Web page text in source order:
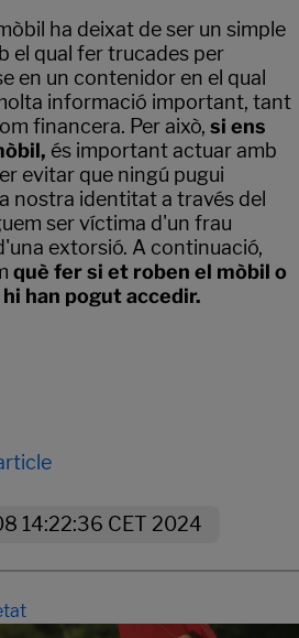
ha deixat de ser un simple
el qual fer trucades per
en un contenidor en el qual
informació important, tant
financera. Per això, si ens
és important actuar amb
evitar que ningú pugui
nostra identitat a través del
ser víctima d'un frau
extorsió. A continuació,
què fer si et roben el mòbil o
han pogut accedir.
14:22:36 CET 2024